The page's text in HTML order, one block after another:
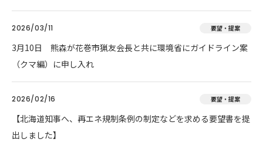
2026/03/11 要望・提案
3月10日 熊森が花巻市猟友会長と共に環境省にガイドライン案
（クマ編）に申し入れ
2026/02/16 要望・提案
【北海道知事へ、再エネ規制条例の制定などを求める要望書を提
出しました】